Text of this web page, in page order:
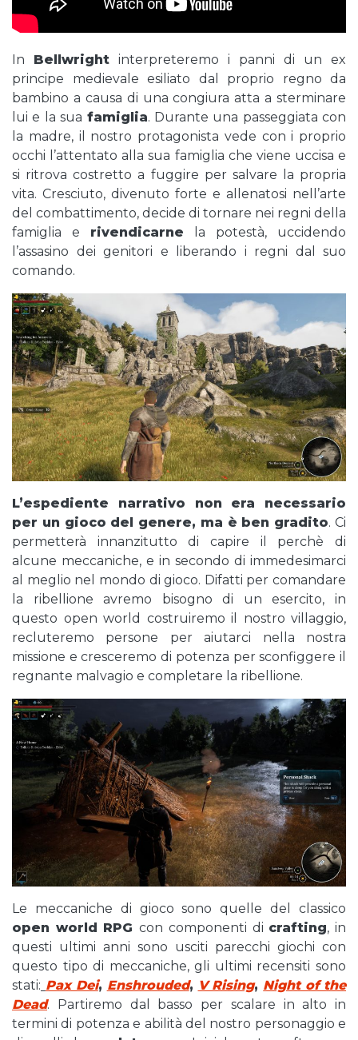
In Bellwright interpreteremo i panni di un ex
principe medievale esiliato dal proprio regno da
bambino a causa di una congiura atta a sterminare
lui e la sua famiglia. Durante una passeggiata con
la madre, il nostro protagonista vede con i proprio
occhi l’attentato alla sua famiglia che viene uccisa e
si ritrova costretto a fuggire per salvare la propria
vita. Cresciuto, divenuto forte e allenatosi nell’arte
del combattimento, decide di tornare nei regni della
famiglia e rivendicarne
la potestà, uccidendo
l’assasino dei genitori e liberando i regni dal suo
comando.
L’espediente narrativo non era necessario
per un gioco del genere, ma è ben gradito. Ci
permetterà innanzitutto di capire il perchè di
alcune meccaniche, e in secondo di immedesimarci
al meglio nel mondo di gioco. Difatti per comandare
la ribellione avremo bisogno di un esercito, in
questo open world costruiremo il nostro villaggio,
recluteremo persone per aiutarci nella nostra
missione e cresceremo di potenza per sconfiggere il
regnante malvagio e completare la ribellione.
Le meccaniche di gioco sono quelle del classico
open world RPGcon componenti di crafting, in
questi ultimi anni sono usciti parecchi giochi con
questo tipo di meccaniche, gli ultimi recensiti sono
stati: Pax Dei, Enshrouded, V Rising, Night of the
Dead. Partiremo dal basso per scalare in alto in
termini di potenza e abilità del nostro personaggio e